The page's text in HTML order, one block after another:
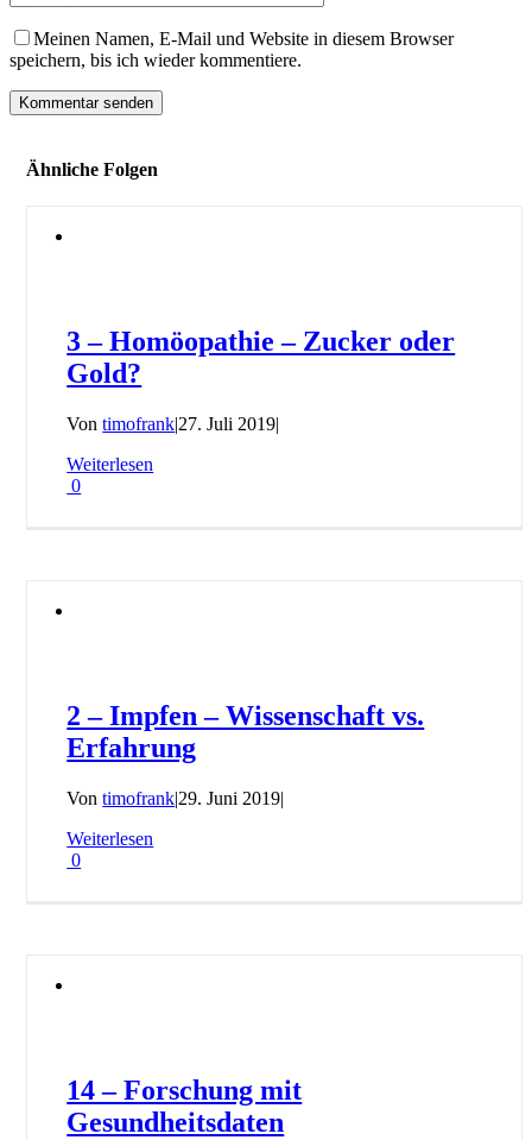
Meinen Namen, E-Mail und Website in diesem Browser
speichern, bis ich wieder kommentiere.
Ähnliche Folgen
3 – Homöopathie – Zucker oder
Gold?
Vontimofrank|27. Juli 2019|
Weiterlesen
0
2 – Impfen – Wissenschaft vs.
Erfahrung
Vontimofrank|29. Juni 2019|
Weiterlesen
0
14 – Forschung mit
Gesundheitsdaten